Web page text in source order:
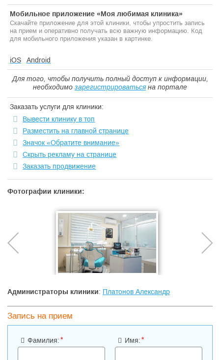
Мобильное приложение «Моя любимая клиника»
Скачайте приложение для этой клиники, чтобы упростить запись
на прием и оперативно получать всю важную информацию. Код
для мобильного приложения указан в картинке.
iOS Android
Для того, чтобы получить полный доступ к информации,
необходимо зарегистрироватьсяна портале
Заказать услуги для клиники:
Вывести клинику в топ
Разместить на главной странице
Значок «Обратите внимание»
Скрыть рекламу на странице
Заказать продвижение
Фотографии клиники:
Администраторы клиники: Платонов Александр
Запись на прием
Фамилия:* Имя:*